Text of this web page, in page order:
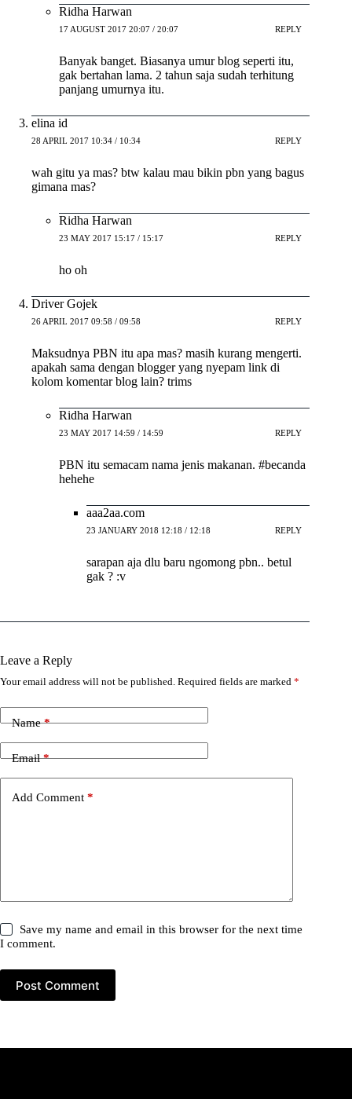
Ridha Harwan
17 AUGUST 2017 20:07 / 20:07 REPLY
Banyak banget. Biasanya umur blog seperti itu,
gak bertahan lama. 2 tahun saja sudah terhitung
panjang umurnya itu.
elina id
28 APRIL 2017 10:34 / 10:34 REPLY
wah gitu ya mas? btw kalau mau bikin pbn yang bagus
gimana mas?
Ridha Harwan
23 MAY 2017 15:17 / 15:17 REPLY
ho oh
Driver Gojek
26 APRIL 2017 09:58 / 09:58 REPLY
Maksudnya PBN itu apa mas? masih kurang mengerti.
apakah sama dengan blogger yang nyepam link di
kolom komentar blog lain? trims
Ridha Harwan
23 MAY 2017 14:59 / 14:59 REPLY
PBN itu semacam nama jenis makanan. #becanda
hehehe
aaa2aa.com
23 JANUARY 2018 12:18 / 12:18 REPLY
sarapan aja dlu baru ngomong pbn.. betul
gak ? :v
Leave a Reply
Your email address will not be published. Required fields are marked *
Name*
Email*
Add Comment *
Save my name and email in this browser for the next time
I comment.
Post Comment